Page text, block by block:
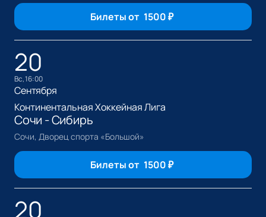
Билеты от 1500₽
20
вс, 16:00
Сентября
Континентальная Хоккейная Лига
Сочи - Сибирь
Сочи, Дворец спорта «Большой»
Билеты от 1500₽
20